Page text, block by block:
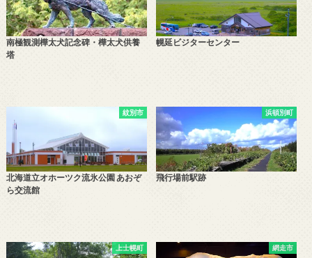
南極観測樺太犬記念碑・樺太犬供養
塔
幌延ビジターセンター
紋別市
北海道立オホーツク流氷公園 あおぞ
ら交流館
浜頓別町
飛行場前駅跡
上士幌町 網走市